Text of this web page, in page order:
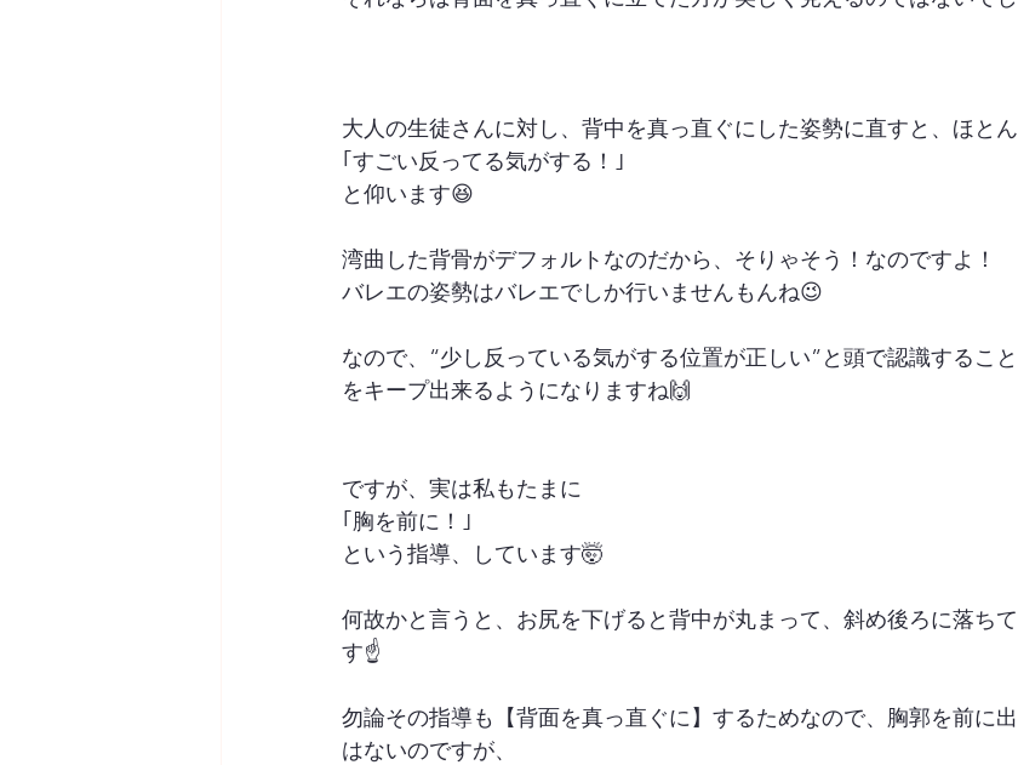
大人の生徒さんに対し、背中を真っ直ぐにした姿勢に直すと、ほと
｢すごい反ってる気がする！｣
と仰います😆
湾曲した背骨がデフォルトなのだから、そりゃそう！なのですよ！
バレエの姿勢はバレエでしか行いませんもんね😉
なので、“少し反っている気がする位置が正しい”と頭で認識するこ
をキープ出来るようになりますね🙌
ですが、実は私もたまに
｢胸を前に！｣
という指導、しています🤯
何故かと言うと、お尻を下げると背中が丸まって、斜め後ろに落ち
す☝️
勿論その指導も【背面を真っ直ぐに】するためなので、胸郭を前に
はないのですが、